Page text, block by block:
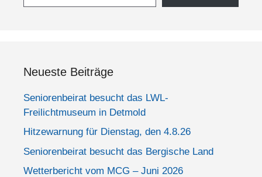
Neueste Beiträge
Seniorenbeirat besucht das LWL-
Freilichtmuseum in Detmold
Hitzewarnung für Dienstag, den 4.8.26
Seniorenbeirat besucht das Bergische Land
Wetterbericht vom MCG – Juni 2026